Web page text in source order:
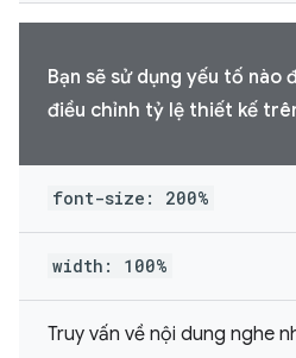
Bạn sẽ sử dụng yếu tố nào
điều chỉnh tỷ lệ thiết kế
font-size: 200%
width: 100%
Truy vấn về nội dung nghe